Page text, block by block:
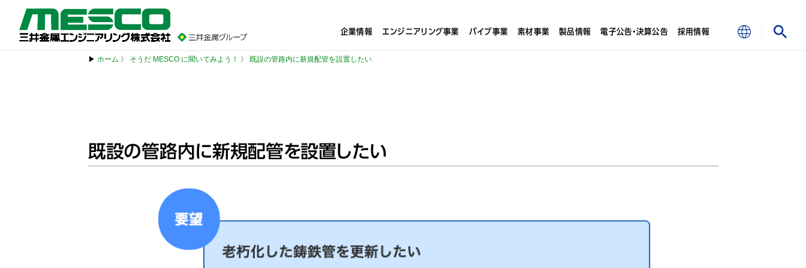
企業情報 エンジニアリング事業 パイプ事業 素材事業 製品情報 電子公告・決算公告 採用情報
▶ ホーム 〉 そうだ MESCO に聞いてみよう！ 〉 既設の管路内に新規配管を設置したい
既設の管路内に新規配管を設置したい